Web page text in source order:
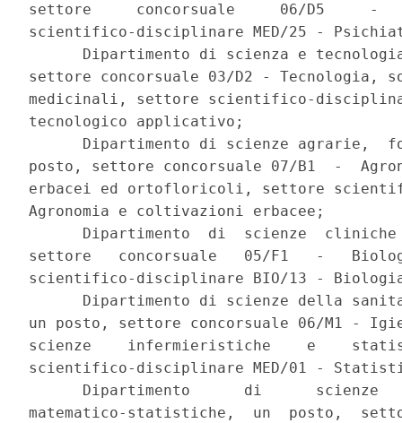
settore     concorsuale     06/D5     -
scientifico-disciplinare MED/25 -
Dipartimento di scienza e
settore concorsuale 03/D2 - Tecnologia,
medicinali, settore scientifico-
tecnologico applicativo;
Dipartimento di scienze agrarie,
posto, settore concorsuale 07/B1  -
erbacei ed ortofloricoli, settore
Agronomia e coltivazioni erbacee;
Dipartimento  di  scienze
settore   concorsuale   05/F1   -
scientifico-disciplinare BIO/13 -
Dipartimento di scienze della
un posto, settore concorsuale 06/M1 -
scienze    infermieristiche    e
scientifico-disciplinare MED/01 -
Dipartimento      di      scienze
matematico-statistiche,  un  posto,